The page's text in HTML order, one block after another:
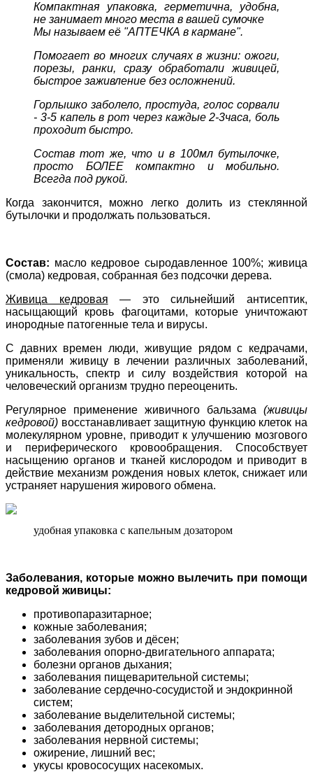
Компактная упаковка, герметична, удобна,
не занимает много места в вашей сумочке
Мы называем её "АПТЕЧКА в кармане".
Помогает во многих случаях в жизни: ожоги,
порезы, ранки, сразу обработали живицей,
быстрое заживление без осложнений.
Горлышко заболело, простуда, голос сорвали
- 3-5 капель в рот через каждые 2-3часа, боль
проходит быстро.
Состав тот же, что и в 100мл бутылочке,
просто БОЛЕЕ компактно и мобильно.
Всегда под рукой.
Когда закончится, можно легко долить из стеклянной
бутылочки и продолжать пользоваться.
Состав: масло кедровое сыродавленное 100%; живица
(смола) кедровая, собранная без подсочки дерева.
Живица кедровая
— это сильнейший антисептик,
насыщающий кровь фагоцитами, которые уничтожают
инородные патогенные тела и вирусы.
С давних времен люди, живущие рядом с кедрачами,
применяли живицу в лечении различных заболеваний,
уникальность, спектр и силу воздействия которой на
человеческий организм трудно переоценить.
Регулярное применение живичного бальзама (живицы
кедровой) восстанавливает защитную функцию клеток на
молекулярном уровне, приводит к улучшению мозгового
и периферического кровообращения. Способствует
насыщению органов и тканей кислородом и приводит в
действие механизм рождения новых клеток, снижает или
устраняет нарушения жирового обмена.
удобная упаковка с капельным дозатором
Заболевания, которые можно вылечить при помощи
кедровой живицы:
противопаразитарное;
кожные заболевания;
заболевания зубов и дёсен;
заболевания опорно-двигательного аппарата;
болезни органов дыхания;
заболевания пищеварительной системы;
заболевание сердечно-сосудистой и эндокринной
систем;
заболевание выделительной системы;
заболевания детородных органов;
заболевания нервной системы;
ожирение, лишний вес;
укусы кровососущих насекомых.